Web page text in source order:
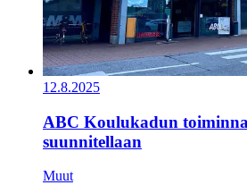
12.8.2025
ABC Koulukadun
suunnitellaan
Muut